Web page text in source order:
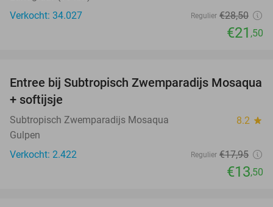
Verkocht: 34.027
Regulier €28,50
€21 ,50
25%
Entree bij Subtropisch Zwemparadijs Mosaqua
+ softijsje
Subtropisch Zwemparadijs Mosaqua 8.2 star
Gulpen
Verkocht: 2.422
Regulier €17,95
€13,50